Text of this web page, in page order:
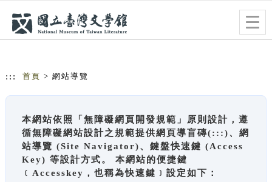
::: 首頁 > 網站導覽
本網站依照「無障礙網頁開發規範」原則設計，遵
循無障礙網站設計之規範提供網頁導盲磚(:::)、網
站導覽 (Site Navigator)、鍵盤快速鍵 (Access
Key) 等設計方式。 本網站的便捷鍵
﹝Accesskey，也稱為快速鍵﹞設定如下：